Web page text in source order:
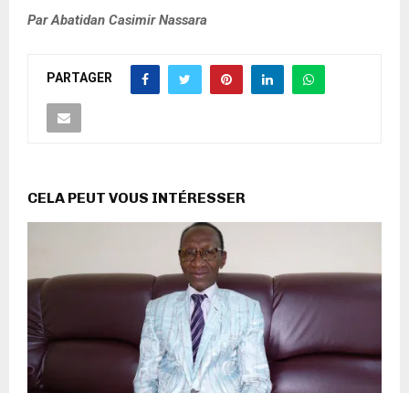
Par Abatidan Casimir Nassara
PARTAGER
CELA PEUT VOUS INTÉRESSER